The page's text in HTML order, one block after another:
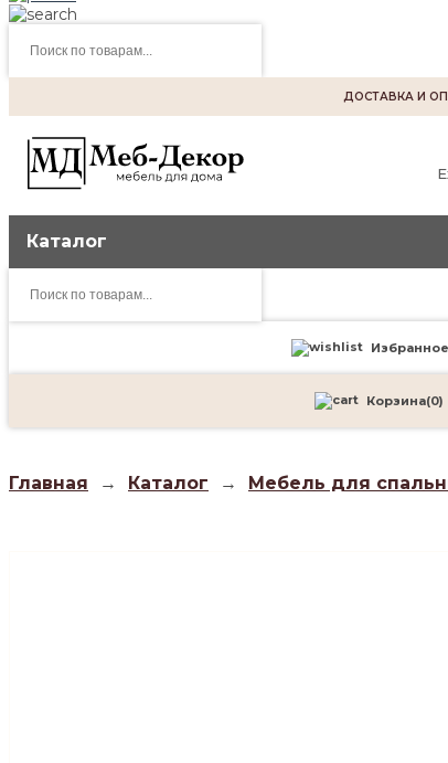
товаров
ДОСТАВКА И
Каталог
товаров
Корзина(0)
Главная → Каталог → Мебель для